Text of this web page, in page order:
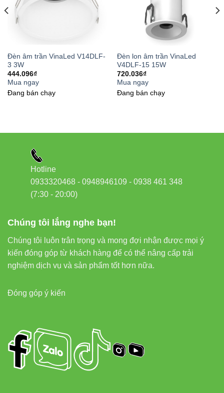
✔ Website:
0933320468 – 0948946109 – 0938 461
348
✔ Địa chỉ:
37C Street No. 1, Long Trường Ward, Thủ
Đức City, TP. HCM
Đèn âm trần VinaLed V14DLF-
3 3W
444.096₫
Mua ngay
Đang bán chạy
Đèn lon âm trần VinaLed
V4DLF-15 15W
720.036₫
Mua ngay
Đang bán chạy
Chúng tôi lắng nghe bạn!
Chúng tôi luôn trân trọng và mong đợi nhận được mọi ý
kiến đóng góp từ khách hàng để có thể nâng cấp trải
nghiệm dịch vụ và sản phẩm tốt hơn nữa.
Đóng góp ý kiến
Hotline
0933320468 - 0948946109 - 0938 461 348
(7:30 - 20:00)